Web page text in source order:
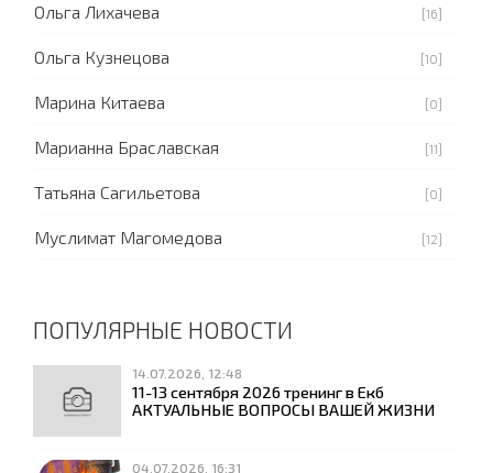
Ольга Лихачева [16]
Ольга Кузнецова [10]
Марина Китаева [0]
Марианна Браславская [11]
Татьяна Сагильетова [0]
Муслимат Магомедова [12]
ПОПУЛЯРНЫЕ НОВОСТИ
14.07.2026, 12:48
11-13 сентября 2026 тренинг в Екб
АКТУАЛЬНЫЕ ВОПРОСЫ ВАШЕЙ ЖИЗНИ
04.07.2026, 16:31